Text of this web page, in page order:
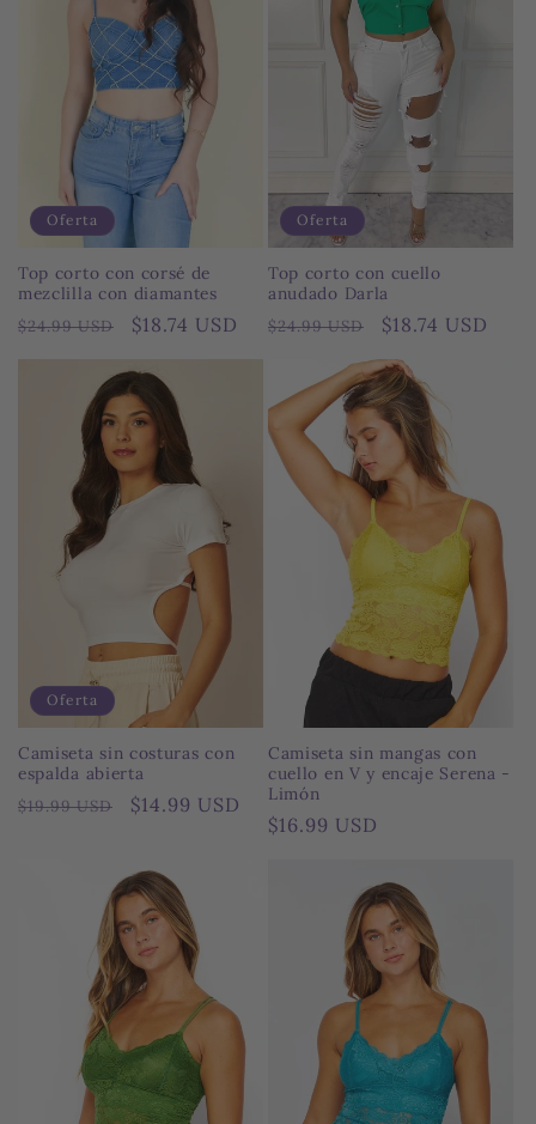
Oferta
Top corto con corsé de
mezclilla con diamantes
Precio
$24.99 USD
Precio
oferta
$18.74 USD
Oferta
Top corto con cuello
anudado Darla
Precio
$24.99 USD
Precio
de
oferta
$18.74 USD
Oferta
Camiseta sin costuras con
espalda abierta
Precio
$19.99 USD
Precio
$14.99 USD
Camiseta sin mangas con
cuello en V y encaje Serena -
Limón
Precio
$16.99 USD